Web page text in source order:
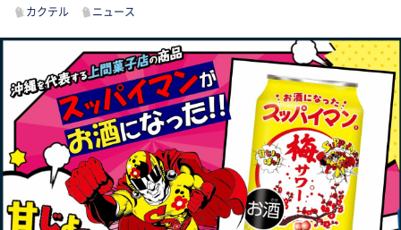
カクテル ニュース